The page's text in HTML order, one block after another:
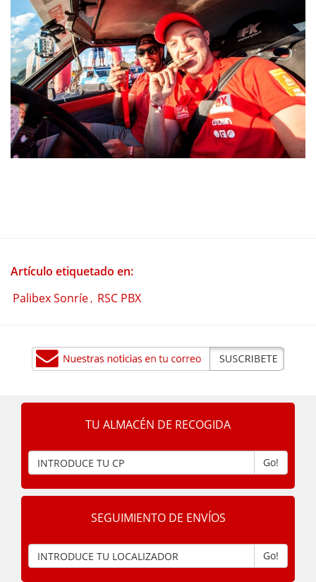
Artículo etiquetado en:
Palibex Sonríe, RSC PBX
TU ALMACÉN DE RECOGIDA
Go!
SEGUIMIENTO DE ENVÍOS
Go!